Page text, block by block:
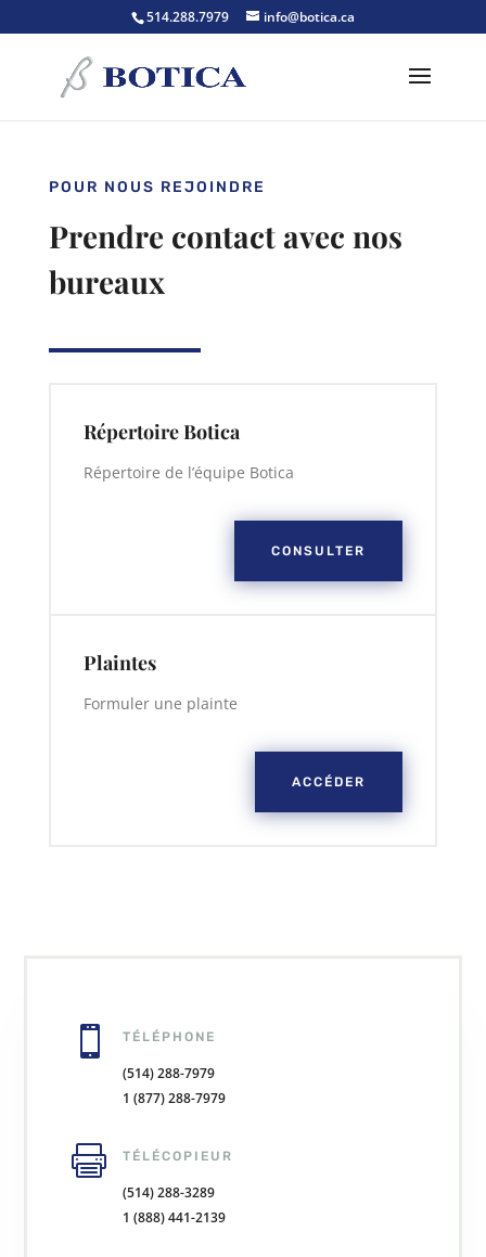
514.288.7979 info@botica.ca
POUR NOUS REJOINDRE
Prendre contact avec nos
bureaux
Répertoire Botica
Répertoire de l’équipe Botica
CONSULTER
Plaintes
Formuler une plainte
ACCÉDER
 TÉLÉPHONE
(514) 288-7979
1 (877) 288-7979
 TÉLÉCOPIEUR
(514) 288-3289
1 (888) 441-2139